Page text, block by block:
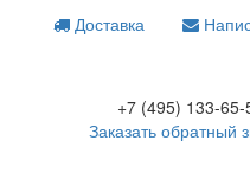
Доставка
+7 (495) 133-65-
Заказать обратный